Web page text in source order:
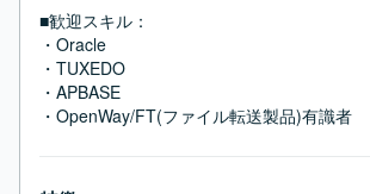
■歓迎スキル：
・Oracle
・TUXEDO
・APBASE
・OpenWay/FT(ファイル転送製品)有識者